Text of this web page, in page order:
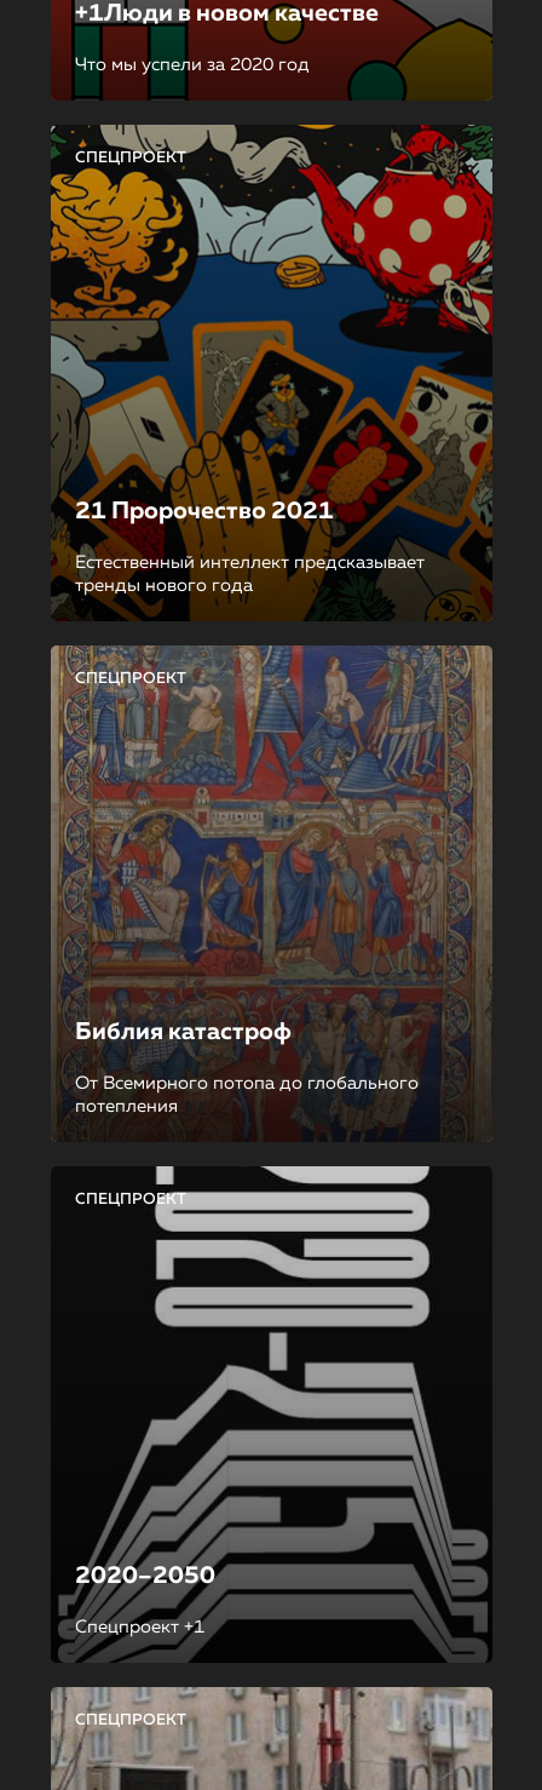
+1Люди в новом качестве
Что мы успели за 2020 год
СПЕЦПРОЕКТ
21 Пророчество 2021
Естественный интеллект предсказывает
тренды нового года
СПЕЦПРОЕКТ
Библия катастроф
От Всемирного потопа до глобального
потепления
СПЕЦПРОЕКТ
2020–2050
Спецпроект +1
СПЕЦПРОЕКТ